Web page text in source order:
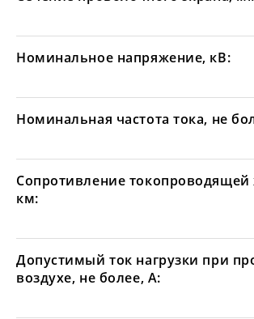
Номинальное напряжение, кВ:
Номинальная частота тока, не
Сопротивление
км:
Допустимый ток нагрузки при
воздухе, не более, А: